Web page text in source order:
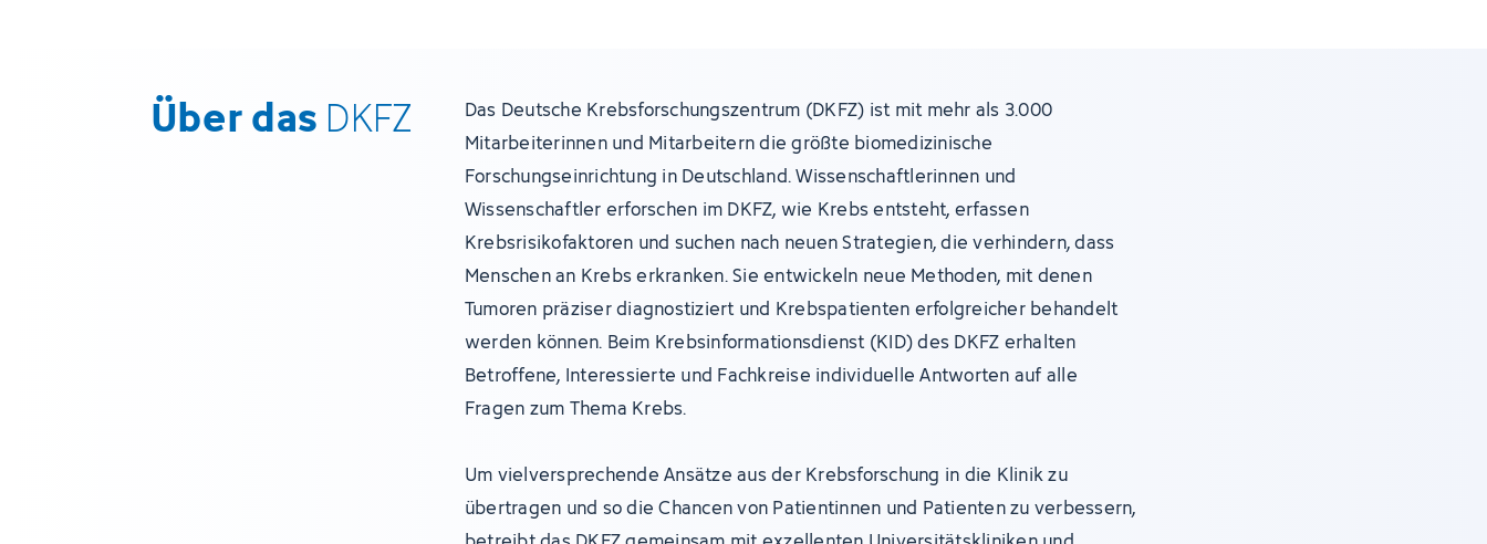
Über das DKFZ
Das Deutsche Krebsforschungszentrum (DKFZ) ist mit mehr als 3.000
Mitarbeiterinnen und Mitarbeitern die größte biomedizinische
Forschungseinrichtung in Deutschland. Wissenschaftlerinnen und
Wissenschaftler erforschen im DKFZ, wie Krebs entsteht, erfassen
Krebsrisikofaktoren und suchen nach neuen Strategien, die verhindern, dass
Menschen an Krebs erkranken. Sie entwickeln neue Methoden, mit denen
Tumoren präziser diagnostiziert und Krebspatienten erfolgreicher behandelt
werden können. Beim Krebsinformationsdienst (KID) des DKFZ erhalten
Betroffene, Interessierte und Fachkreise individuelle Antworten auf alle
Fragen zum Thema Krebs.
Um vielversprechende Ansätze aus der Krebsforschung in die Klinik zu
übertragen und so die Chancen von Patientinnen und Patienten zu verbessern,